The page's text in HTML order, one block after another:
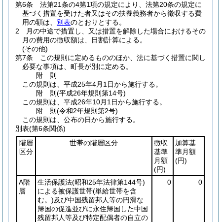
第6条
法第21条の4第1項の規定により、法第20条の規定に
基づく措置を受けた者又はその扶養義務者から徴収する費
用の額は、 別表のとおりとする。
2
月の中途で措置し、又は措置を解除した場合におけるその
月の費用の徴収額は、日割計算による。
(その他)
第7条
この規則に定めるもののほか、法に基づく措置に関し
必要な事項は、町長が別に定める。
附 則
この規則は、平成25年4月1日から施行する。
附 則(平成26年規則第14号)
この規則は、平成26年10月1日から施行する。
附 則(令和2年規則第2号)
この規則は、公布の日から施行する。
別表(第6条関係)
階層
区分
世帯の階層区分
徴収
基準
月額
(円)
加算基
準月額
(円)
A階
層
生活保護法(昭和25年法律第144号)
による被保護世帯(単給世帯を含
む。)及び中国残留邦人等の円滑な
帰国の促進並びに永住帰国した中国
残留邦人等及び特定配偶者の自立の
0 0